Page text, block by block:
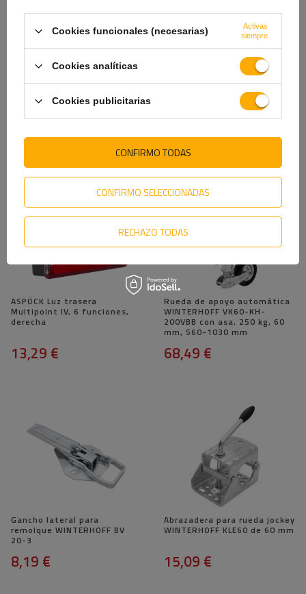
enganche lateral de
1,39 €
BSCHG 10-14-E
2,49 €
ASPÖCK Luz trasera
Multipoint IV, 6 funciones,
derecha
13,29 €
Rueda de apoyo automática
WINTERHOFF VK60-KH-
200VBB con asa, 250 kg, 60
mm, 560-1030 mm
68,49 €
Gancho lateral para
remolque WINTERHOFF BV
20-3
8,19 €
Abrazadera para rueda jockey
WINTERHOFF KLE60 de 60 mm
15,09 €
Cookies funcionales (necesarias)
Activas
siempre
Cookies analíticas
Cookies publicitarias
CONFIRMO SELECCIONADAS
RECHAZO TODAS
CONFIRMO TODAS